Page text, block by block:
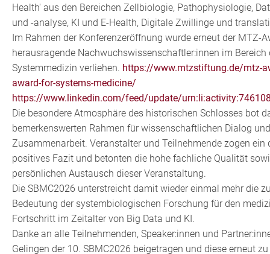
Health' aus den Bereichen Zellbiologie, Pathophysiologie,
und -analyse, KI und E-Health, Digitale Zwillinge und
Im Rahmen der Konferenzeröffnung wurde erneut der MTZ-
herausragende Nachwuchswissenschaftler:innen im Bereich
Systemmedizin verliehen. https://www.mtzstiftung.de/mtz-
award-for-systems-medicine/
https://www.linkedin.com/feed/update/
Die besondere Atmosphäre des historischen Schlosses bot
bemerkenswerten Rahmen für wissenschaftlichen Dialog
Zusammenarbeit. Veranstalter und Teilnehmende zogen ein
positives Fazit und betonten die hohe fachliche Qualität
persönlichen Austausch dieser Veranstaltung.
Die SBMC2026 unterstreicht damit wieder einmal mehr die
Bedeutung der systembiologischen Forschung für den
Fortschritt im Zeitalter von Big Data und KI.
Danke an alle Teilnehmenden, Speaker:innen und
Gelingen der 10. SBMC2026 beigetragen und diese erneut